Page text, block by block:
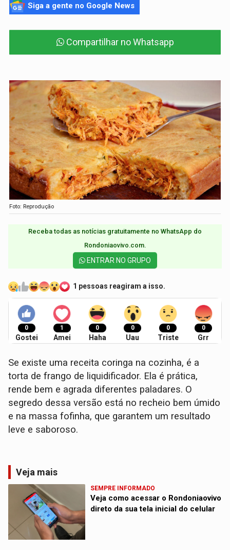
Siga a gente no Google News
Compartilhar no Whatsapp
Foto: Reprodução
Receba todas as notícias gratuitamente no WhatsApp do
Rondoniaovivo.com.​
ENTRAR NO GRUPO
1 pessoas reagiram a isso.
0
Gostei
1
Amei
0
Haha
0
Uau
0
Triste
0
Grr
Se existe uma receita coringa na cozinha, é a
torta de frango de liquidificador. Ela é prática,
rende bem e agrada diferentes paladares. O
segredo dessa versão está no recheio bem úmido
e na massa fofinha, que garantem um resultado
leve e saboroso.
Veja mais
SEMPRE INFORMADO
Veja como acessar o Rondoniaovivo
direto da sua tela inicial do celular